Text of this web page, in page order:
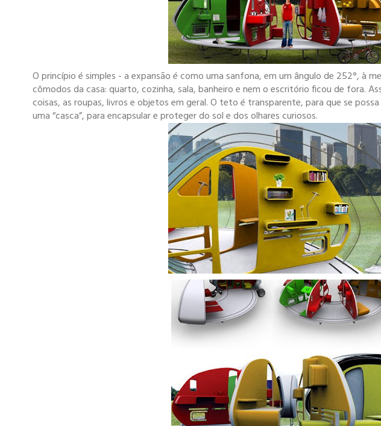
O princípio é simples - a expansão é como uma sanfona, em um ângulo de 252°, à
cômodos da casa: quarto, cozinha, sala, banheiro e nem o escritório ficou de fora.
coisas, as roupas, livros e objetos em geral. O teto é transparente, para que se
uma “casca”, para encapsular e proteger do sol e dos olhares curiosos.